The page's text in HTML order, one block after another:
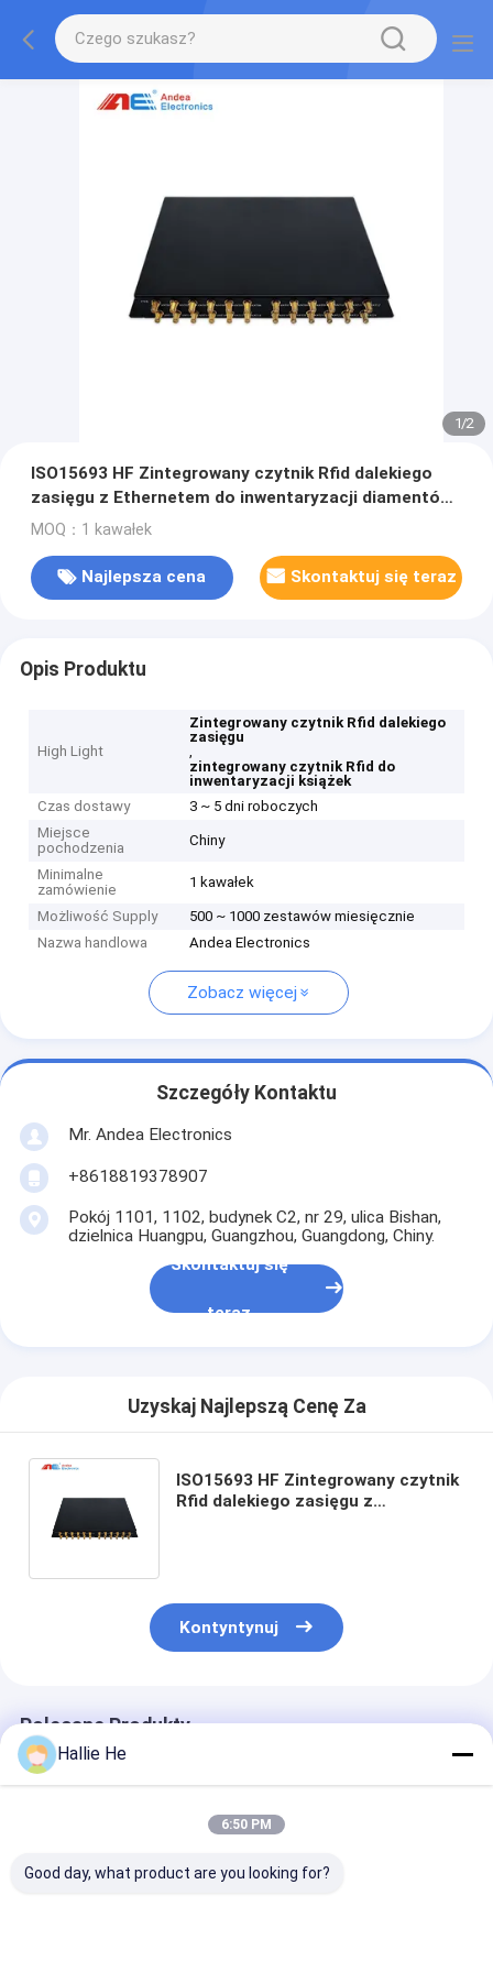
1/2
ISO15693 HF Zintegrowany czytnik Rfid dalekiego
zasięgu z Ethernetem do inwentaryzacji diamentów
/ biżuterii / książek
MOQ：1 kawałek
Najlepsza cena Skontaktuj się teraz
Opis Produktu
High Light
Zintegrowany czytnik Rfid dalekiego
zasięgu
,
zintegrowany czytnik Rfid do
inwentaryzacji książek
Czas dostawy
3 ~ 5 dni roboczych
Miejsce
pochodzenia
Chiny
Minimalne
zamówienie
1 kawałek
Możliwość Supply
500 ~ 1000 zestawów miesięcznie
Nazwa handlowa
Andea Electronics
Zobacz więcej
Szczegóły Kontaktu
Mr. Andea Electronics
+8618819378907
Pokój 1101, 1102, budynek C2, nr 29, ulica Bishan,
dzielnica Huangpu, Guangzhou, Guangdong, Chiny.
Skontaktuj się
teraz
Uzyskaj Najlepszą Cenę Za
ISO15693 HF Zintegrowany czytnik
Rfid dalekiego zasięgu z
Kontyntynuj
Polecane Produkty
Hallie He
6:50 PM
Good day, what product are you looking for?